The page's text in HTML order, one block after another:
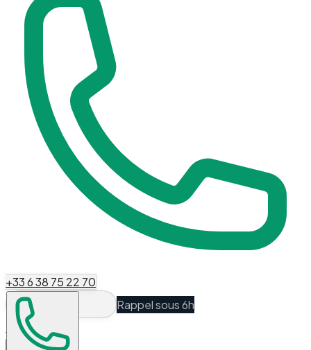
+33 6 38 75 22 70
Rappel sous 6h
Espace Client